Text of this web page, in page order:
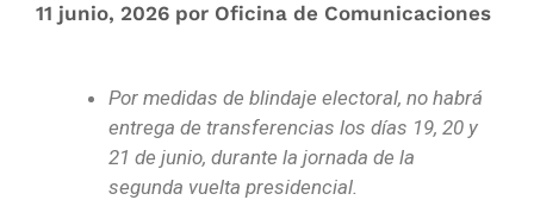
11 junio, 2026 por Oficina de Comunicaciones
Por medidas de blindaje electoral, no habrá
entrega de transferencias los días 19, 20 y
21 de junio, durante la jornada de la
segunda vuelta presidencial.